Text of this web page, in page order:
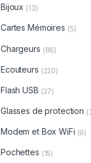
Bijoux (13)
Cartes Mémoires (5)
Chargeurs (86)
Ecouteurs (220)
Flash USB (27)
Glasses de protection
Modem et Box WiFi (9)
Pochettes (15)